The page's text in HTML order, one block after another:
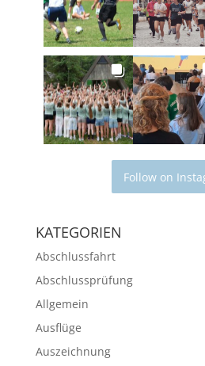
Follow on
KATEGORIEN
Abschlussfahrt
Abschlussprüfung
Allgemein
Ausflüge
Auszeichnung